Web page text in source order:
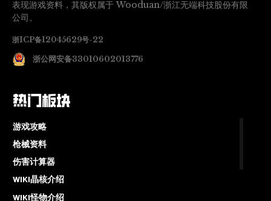
表现游戏资料，其版权属于 Wooduan/浙江无端科技股份有限
公司。
浙ICP备12045629号-22
浙公网安备33010602013776
热门板块
游戏攻略
枪械资料
伤害计算器
WIKI晶核介绍
WIKI怪物介绍